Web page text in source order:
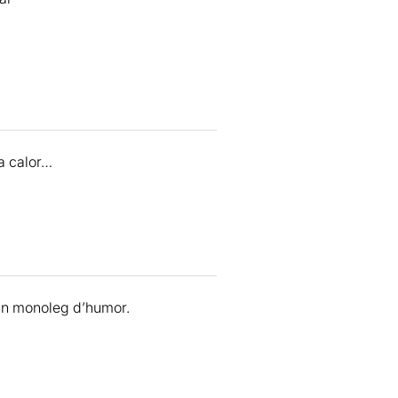
calor…
monoleg d’humor.